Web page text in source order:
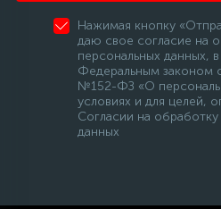
Нажимая кнопку
даю свое согласие на
персональных данных,
Федеральным законом
№152-ФЗ «О
условиях и для целей,
Согласии на
данных